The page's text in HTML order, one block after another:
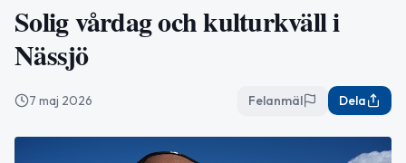
Solig vårdag och kulturkväll i
Nässjö
7 maj 2026 Felanmäl Dela